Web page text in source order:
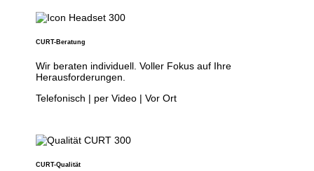
CURT-Beratung
Wir beraten individuell. Voller Fokus auf Ihre
Herausforderungen.
Telefonisch | per Video | Vor Ort
CURT-Qualität